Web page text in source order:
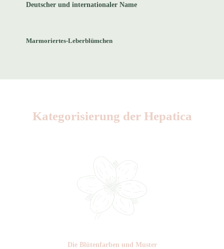
Deutscher und internationaler Name
Marmoriertes-Leberblümchen
Kategorisierung der Hepatica
Die Blüten­farben und Muster